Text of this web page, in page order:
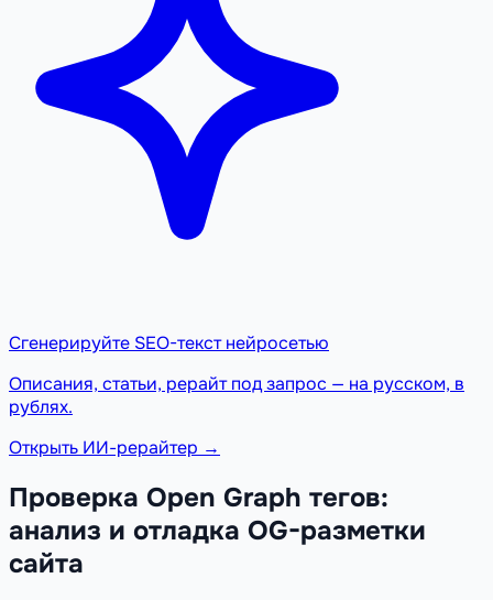
Сгенерируйте SEO-текст нейросетью
Описания, статьи, рерайт под запрос — на русском, в
рублях.
Открыть ИИ-рерайтер →
Проверка Open Graph тегов:
анализ и отладка OG-разметки
сайта